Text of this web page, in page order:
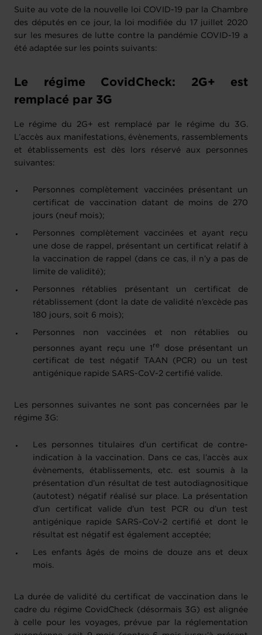
Suite au vote de la nouvelle loi COVID-19 par la Chambre
des députés en ce jour, la loi modifiée du 17 juillet 2020
sur les mesures de lutte contre la pandémie COVID-19 a
été adaptée sur les points suivants:
Le régime CovidCheck: 2G+ est
remplacé par 3G
Le régime du 2G+ est remplacé par le régime du 3G.
L’accès aux manifestations, évènements, rassemblements
et établissements est dès lors réservé aux personnes
suivantes:
Personnes complètement vaccinées présentant un
certificat de vaccination datant de moins de 270
jours (neuf mois);
Personnes complètement vaccinées et ayant reçu
une dose de rappel, présentant un certificat relatif à
la vaccination de rappel (dans ce cas, il n’y a pas de
limite de validité);
Personnes rétablies présentant un certificat de
rétablissement (dont la date de validité n’excède pas
180 jours, soit 6 mois);
Personnes non vaccinées et non rétablies ou
personnes ayant reçu une 1 re
dose présentant un
certificat de test négatif TAAN (PCR) ou un test
antigénique rapide SARS-CoV-2 certifié valide.
Les personnes suivantes ne sont pas concernées par le
régime 3G:
Les personnes titulaires d’un certificat de contre-
indication à la vaccination. Dans ce cas, l’accès aux
évènements, établissements, etc. est soumis à la
présentation d’un résultat de test autodiagnositique
(autotest) négatif réalisé sur place. La présentation
d’un certificat valide d’un test PCR ou d’un test
antigénique rapide SARS-CoV-2 certifié et dont le
résultat est négatif est également acceptée;
Les enfants âgés de moins de douze ans et deux
mois.
La durée de validité du certificat de vaccination dans le
cadre du régime CovidCheck (désormais 3G) est alignée
à celle pour les voyages, prévue par la réglementation